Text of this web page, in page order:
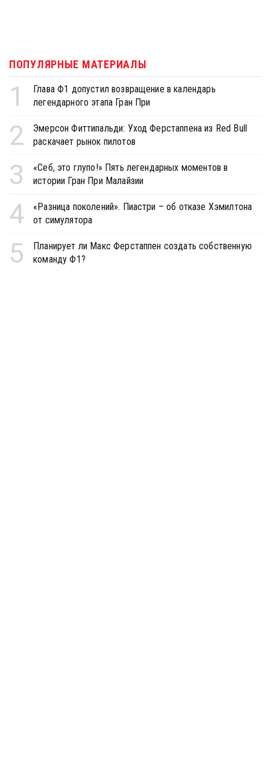
ПОПУЛЯРНЫЕ МАТЕРИАЛЫ
1
Глава Ф1 допустил возвращение в календарь
легендарного этапа Гран При
2
Эмерсон Фиттипальди: Уход Ферстаппена из Red Bull
раскачает рынок пилотов
3
«Себ, это глупо!» Пять легендарных моментов в
истории Гран При Малайзии
4
«Разница поколений». Пиастри – об отказе Хэмилтона
от симулятора
5
Планирует ли Макс Ферстаппен создать собственную
команду Ф1?